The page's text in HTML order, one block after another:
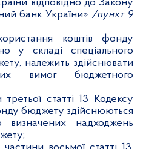
відповідно до Закону
банк України» /пункт 9
коштів фонду
у складі спеціального
належить здійснювати
вимог бюджетного
статті 13 Кодексу
бюджету здійснюються
надходжень